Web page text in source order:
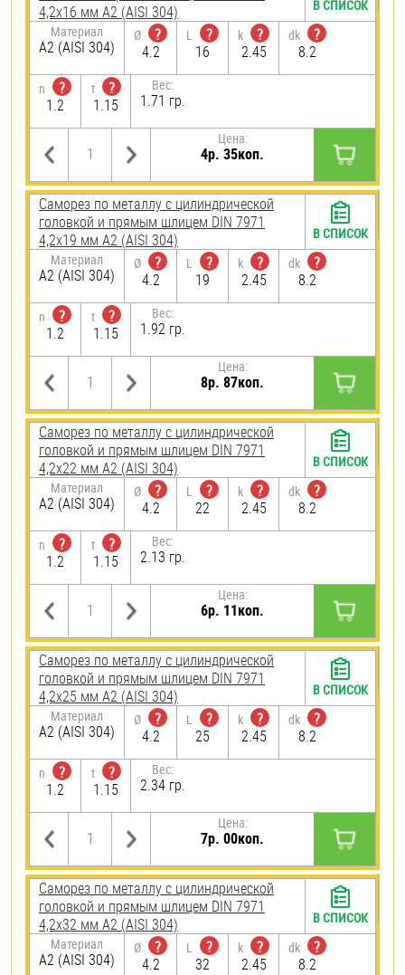
4,2х16 мм А2 (AISI 304)
Материал
А2 (AISI 304)
Ø
?
4.2
L
?
16
k
?
2.45
dk
?
8.2
n
?
1.2
t
?
1.15
Вес:
1.71 гр.
Цена:
4р. 35коп.
В СПИСОК
Саморез по металлу с цилиндрической
головкой и прямым шлицем DIN 7971
4,2х19 мм А2 (AISI 304)
Материал
А2 (AISI 304)
Ø
?
4.2
L
?
19
k
?
2.45
dk
?
8.2
n
?
1.2
t
?
1.15
Вес:
1.92 гр.
Цена:
8р. 87коп.
В СПИСОК
Саморез по металлу с цилиндрической
головкой и прямым шлицем DIN 7971
4,2х22 мм А2 (AISI 304)
Материал
А2 (AISI 304)
Ø
?
4.2
L
?
22
k
?
2.45
dk
?
8.2
n
?
1.2
t
?
1.15
Вес:
2.13 гр.
Цена:
6р. 11коп.
В СПИСОК
Саморез по металлу с цилиндрической
головкой и прямым шлицем DIN 7971
4,2х25 мм А2 (AISI 304)
Материал
А2 (AISI 304)
Ø
?
4.2
L
?
25
k
?
2.45
dk
?
8.2
n
?
1.2
t
?
1.15
Вес:
2.34 гр.
Цена:
7р. 00коп.
В СПИСОК
Саморез по металлу с цилиндрической
головкой и прямым шлицем DIN 7971
4,2х32 мм А2 (AISI 304)
Материал
А2 (AISI 304)
Ø
?
4.2
L
?
32
k
?
2.45
dk
?
8.2
В СПИСОК